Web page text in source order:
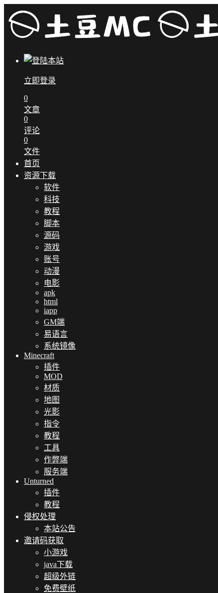
立即登录
0
文章
0
评论
0
文件
首页
资源下载
软件
科技
教程
脚本
源码
游戏
账号
动漫
电影
apk
html
iapp
GM端
易语言
系统镜像
Minecraft
插件
MOD
材质
地图
光影
指令
教程
工具
作弊端
服务端
Unturned
插件
教程
侵权处理
本站公告
邀请码获取
小游戏
java下载
超级外链
免费壁纸